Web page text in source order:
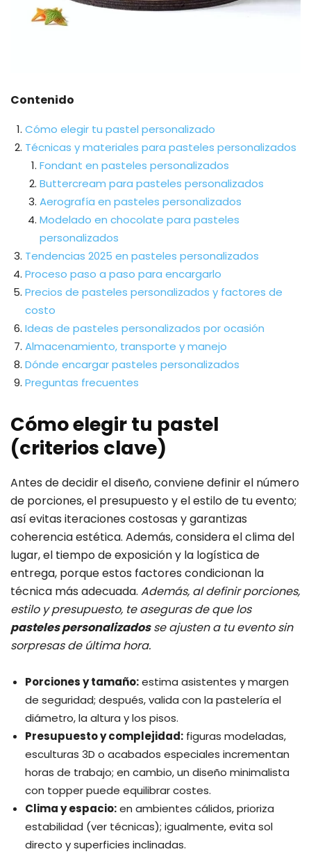
Contenido
Cómo elegir tu pastel personalizado
Técnicas y materiales para pasteles personalizados
Fondant en pasteles personalizados
Buttercream para pasteles personalizados
Aerografía en pasteles personalizados
Modelado en chocolate para pasteles
personalizados
Tendencias 2025 en pasteles personalizados
Proceso paso a paso para encargarlo
Precios de pasteles personalizados y factores de
costo
Ideas de pasteles personalizados por ocasión
Almacenamiento, transporte y manejo
Dónde encargar pasteles personalizados
Preguntas frecuentes
Cómo elegir tu pastel
(criterios clave)
Antes de decidir el diseño, conviene definir el número
de porciones, el presupuesto y el estilo de tu evento;
así evitas iteraciones costosas y garantizas
coherencia estética. Además, considera el clima del
lugar, el tiempo de exposición y la logística de
entrega, porque estos factores condicionan la
técnica más adecuada. Además, al definir porciones,
estilo y presupuesto, te aseguras de que los
pasteles personalizadosse ajusten a tu evento sin
sorpresas de última hora.
Porciones y tamaño:estima asistentes y margen
de seguridad; después, valida con la pastelería el
diámetro, la altura y los pisos.
Presupuesto y complejidad: figuras modeladas,
esculturas 3D o acabados especiales incrementan
horas de trabajo; en cambio, un diseño minimalista
con topper puede equilibrar costes.
Clima y espacio:en ambientes cálidos, prioriza
estabilidad (ver técnicas); igualmente, evita sol
directo y superficies inclinadas.